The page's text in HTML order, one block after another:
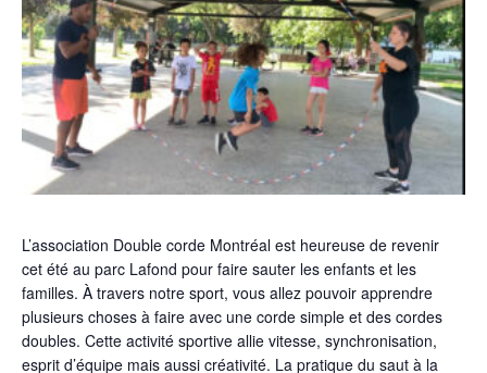
L’association Double corde Montréal est heureuse de revenir
cet été au parc Lafond pour faire sauter les enfants et les
familles. À travers notre sport, vous allez pouvoir apprendre
plusieurs choses à faire avec une corde simple et des cordes
doubles. Cette activité sportive allie vitesse, synchronisation,
esprit d’équipe mais aussi créativité. La pratique du saut à la